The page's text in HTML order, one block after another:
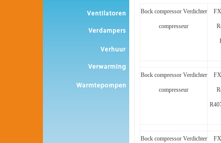
Bock compressor Verdichter
compresseur
Bock compressor Verdichter
compresseur
Bock compressor Verdichter